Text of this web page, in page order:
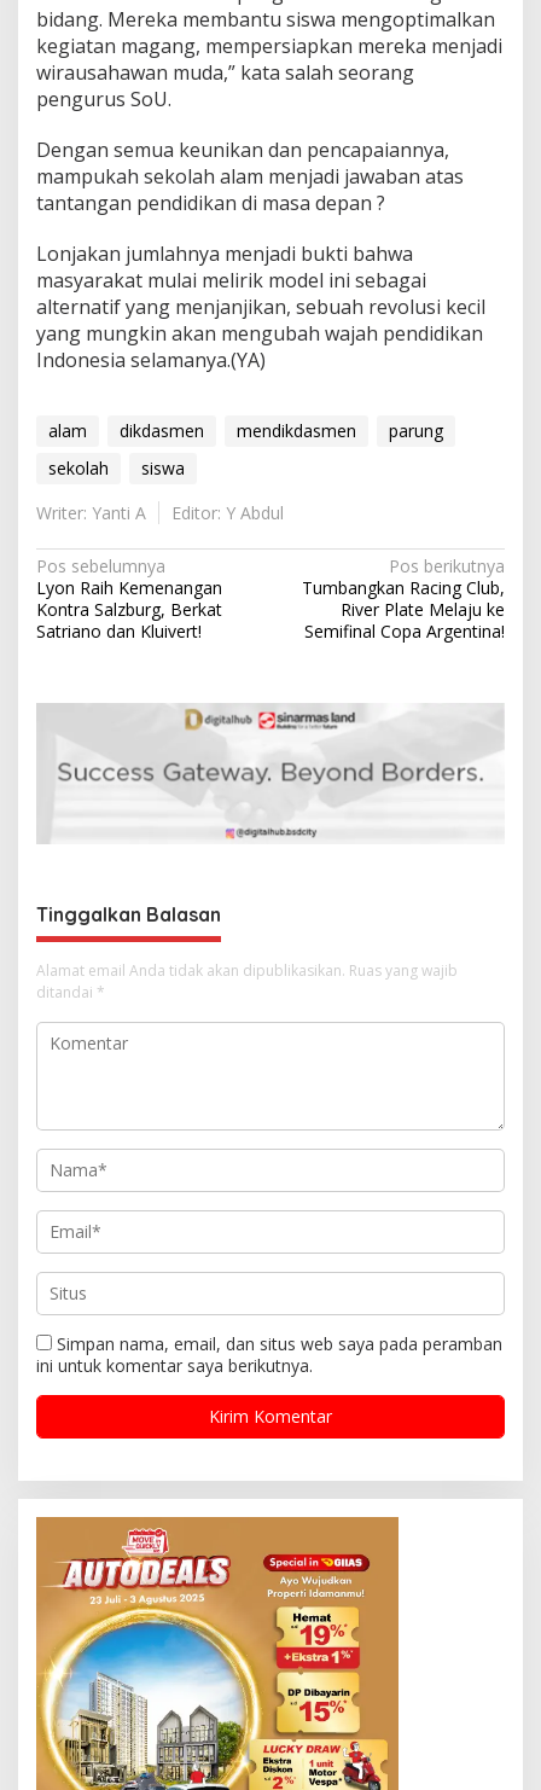
bidang. Mereka membantu siswa mengoptimalkan
kegiatan magang, mempersiapkan mereka menjadi
wirausahawan muda,” kata salah seorang
pengurus SoU.
Dengan semua keunikan dan pencapaiannya,
mampukah sekolah alam menjadi jawaban atas
tantangan pendidikan di masa depan ?
Lonjakan jumlahnya menjadi bukti bahwa
masyarakat mulai melirik model ini sebagai
alternatif yang menjanjikan, sebuah revolusi kecil
yang mungkin akan mengubah wajah pendidikan
Indonesia selamanya.(YA)
alam dikdasmen mendikdasmen
parung
sekolah
siswa
Writer: Yanti A
Editor: Y Abdul
N
a
v
g
p
s
Pos sebelumnya
Lyon Raih Kemenangan
Kontra Salzburg, Berkat
Satriano dan Kluivert!
Pos berikutnya
Tumbangkan Racing Club,
River Plate Melaju ke
Semifinal Copa Argentina!
Tinggalkan Balasan
Alamat email Anda tidak akan dipublikasikan. Ruas yang wajib
ditandai *
Simpan nama, email, dan situs web saya pada peramban
ini untuk komentar saya berikutnya.